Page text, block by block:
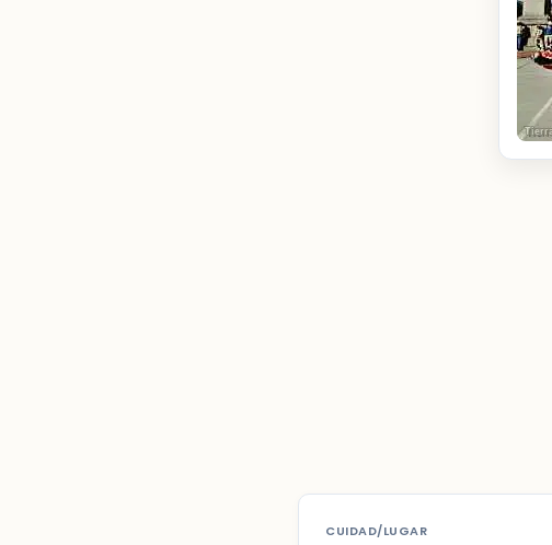
CUIDAD/LUGAR